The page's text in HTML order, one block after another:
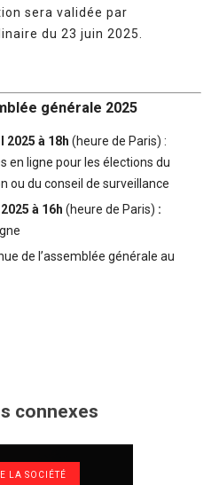
sera validée par
du 23 juin 2025.
générale 2025
2025 à 18h (heure de Paris) :
en ligne pour les élections du
ou du conseil de surveillance
à 16h (heure de Paris) :
de l’assemblée générale au
connexes
LA SOCIÉTÉ